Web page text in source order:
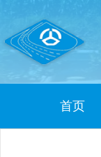
首页